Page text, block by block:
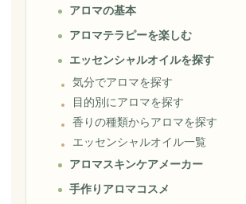
アロマの基本
アロマテラピーを楽しむ
エッセンシャルオイルを探す
気分でアロマを探す
目的別にアロマを探す
香りの種類からアロマを探す
エッセンシャルオイル一覧
アロマスキンケアメーカー
手作りアロマコスメ